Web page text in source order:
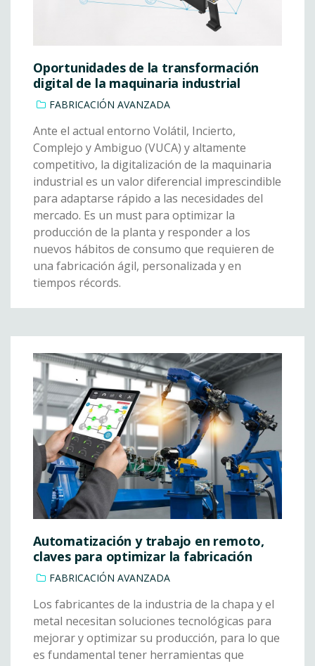
Oportunidades de la transformación
digital de la maquinaria industrial
FABRICACIÓN AVANZADA
Ante el actual entorno Volátil, Incierto,
Complejo y Ambiguo (VUCA) y altamente
competitivo, la digitalización de la maquinaria
industrial es un valor diferencial imprescindible
para adaptarse rápido a las necesidades del
mercado. Es un must para optimizar la
producción de la planta y responder a los
nuevos hábitos de consumo que requieren de
una fabricación ágil, personalizada y en
tiempos récords.
Automatización y trabajo en remoto,
claves para optimizar la fabricación
FABRICACIÓN AVANZADA
Los fabricantes de la industria de la chapa y el
metal necesitan soluciones tecnológicas para
mejorar y optimizar su producción, para lo que
es fundamental tener herramientas que